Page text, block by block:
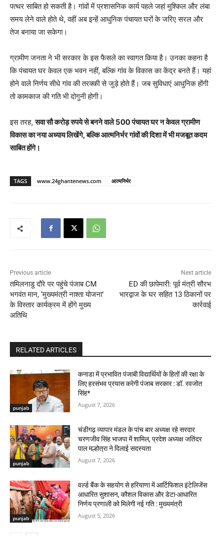
पत्थर साबित हो सकती है। गांवों में प्रशासनिक कार्य पहले जहां मुश्किल और लंबा
समय लेने वाले होते थे, वहीं अब इन्हें आधुनिक पंचायत घरों के जरिए सरल और
तेज बनाया जा सकेगा।
ग्रामीण जनता ने भी सरकार के इस फैसले का स्वागत किया है। उनका कहना है
कि पंचायत घर केवल एक भवन नहीं, बल्कि गांव के विकास का केंद्र बनते हैं। यहां
होने वाले निर्णय सीधे गांव की तरक्की से जुड़े होते हैं। जब सुविधाएं आधुनिक होंगी
तो कामकाज की गति भी दोगुनी होगी।
इस तरह,सवा सौ करोड़ रुपये से बनने वाले 500 पंचायत घर न केवल ग्रामीण
विकास का नया अध्याय लिखेंगे, बल्कि आत्मनिर्भर गांवों की दिशा में भी मजबूत कदम
साबित होंगे।
TAGS www.24ghantenews.com आत्मनिर्भर
Previous article
तमिलनाडु दौरे पर पहुंचे पंजाब CM
भगवंत मान, ‘मुख्यमंत्री नाश्ता योजना’
के विस्तार कार्यक्रम में होंगे मुख्य
अतिथि
Next article
ED की छापेमारी: पूर्व मंत्री सौरभ
भारद्वाज के घर सहित 13 ठिकानों पर
कार्रवाई
RELATED ARTICLES
punjab
कनाडा में प्रभावित पंजाबी विद्यार्थियों के हितों की रक्षा के
लिए हरसंभव प्रयास करेगी पंजाब सरकार : डॉ. रवजोत
सिंह*
August 7, 2026
punjab
चंडीगढ़ व्यापार मंडल के पांच बार अध्यक्ष रहे सरदार
चरणजीव सिंह भाजपा में शामिल, प्रदेश अध्यक्ष जतिंदर
पाल मल्होत्रा ने दिलाई सदस्यता
August 7, 2026
punjab
वर्ल्ड बैंक के सहयोग से हरियाणा में आर्टिफिशल इंटेलिजेंस
आधारित सुशासन, कौशल विकास और डेटा-आधारित
निर्णय प्रणाली को मिलेगी नई गति : मुख्यमंत्री
August 5, 2026